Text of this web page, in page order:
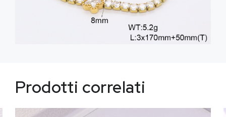
Prodotti correlati